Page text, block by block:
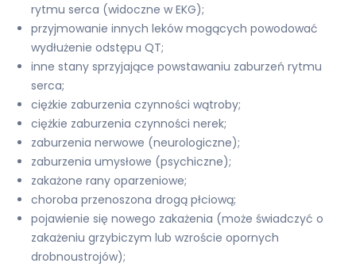
rytmu serca (widoczne w EKG);
przyjmowanie innych leków mogących powodować
wydłużenie odstępu QT;
inne stany sprzyjające powstawaniu zaburzeń rytmu
serca;
ciężkie zaburzenia czynności wątroby;
ciężkie zaburzenia czynności nerek;
zaburzenia nerwowe (neurologiczne);
zaburzenia umysłowe (psychiczne);
zakażone rany oparzeniowe;
choroba przenoszona drogą płciową;
pojawienie się nowego zakażenia (może świadczyć o
zakażeniu grzybiczym lub wzroście opornych
drobnoustrojów);